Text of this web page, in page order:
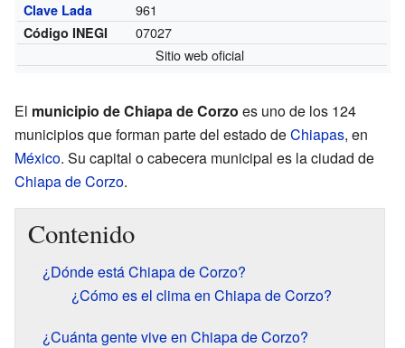
Clave Lada 961
Código INEGI
07027
Sitio web oficial
El municipio de Chiapa de Corzo es uno de los 124
municipios que forman parte del estado deChiapas, en
México. Su capital o cabecera municipal es la ciudad de
Chiapa de Corzo.
Contenido
¿Dónde está Chiapa de Corzo?
¿Cómo es el clima en Chiapa de Corzo?
¿Cuánta gente vive en Chiapa de Corzo?